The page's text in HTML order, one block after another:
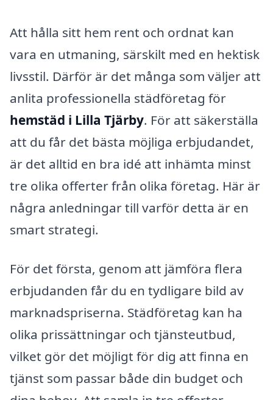
Att hålla sitt hem rent och ordnat kan
vara en utmaning, särskilt med en hektisk
livsstil. Därför är det många som väljer att
anlita professionella städföretag för
hemstäd i Lilla Tjärby. För att säkerställa
att du får det bästa möjliga erbjudandet,
är det alltid en bra idé att inhämta minst
tre olika offerter från olika företag. Här är
några anledningar till varför detta är en
smart strategi.
För det första, genom att jämföra flera
erbjudanden får du en tydligare bild av
marknadspriserna. Städföretag kan ha
olika prissättningar och tjänsteutbud,
vilket gör det möjligt för dig att finna en
tjänst som passar både din budget och